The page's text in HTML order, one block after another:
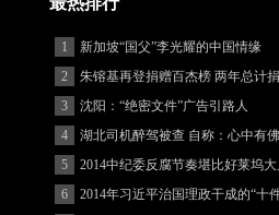
1
新加坡“国父”李光耀的中国情缘
2
朱镕基再登捐赠百杰榜 两年总计
3
沈阳：“绝密文件”广告引路人
4
湖北司机醉驾被查 自称：心中有
(图)
5
2014中纪委反腐节奏堪比好莱坞大
更忙
6
2014年习近平治国理政干成的“十